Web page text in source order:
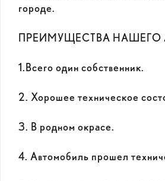
городе.
ПРЕИМУЩЕСТВА
1.Всего один собственник.
2. Хорошее техническое
3. В родном окрасе.
4. Автомобиль прошел